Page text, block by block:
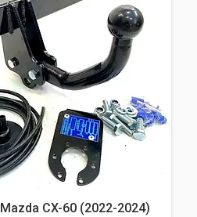
CX-60 (2022-2024)